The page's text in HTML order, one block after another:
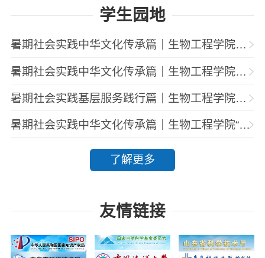
学生园地
暑期社会实践中华文化传承篇｜生物工程学院赴山东省曲阜市“儒韵智传”文化调研团赴曲阜“三孔”开展儒家文脉溯源调研
暑期社会实践中华文化传承篇｜生物工程学院赴山东省曲阜市“儒韵智传”文化调研团赴孔子博物馆开展调研实践
暑期社会实践基层服务践行篇｜生物工程学院学子赴湖北孝感开展留守儿童暑期关爱服务实践
暑期社会实践中华文化传承篇｜生物工程学院“儒韵智传”实践团赴曲阜开展儒家文化数字化传承实践
了解更多
友情链接